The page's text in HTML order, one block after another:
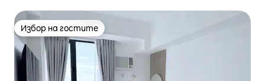
Избор на гостите
Избор на гостите